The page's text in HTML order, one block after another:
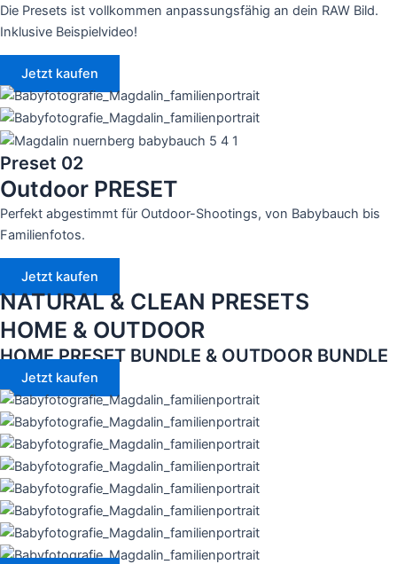
Die Presets ist vollkommen anpassungsfähig an dein RAW Bild.
Inklusive Beispielvideo!
Jetzt kaufen
Preset 02
Outdoor PRESET
Perfekt abgestimmt für Outdoor-Shootings, von Babybauch bis
Familienfotos.
Jetzt kaufen
NATURAL & CLEAN PRESETS
HOME & OUTDOOR
HOME PRESET BUNDLE & OUTDOOR BUNDLE
Jetzt kaufen